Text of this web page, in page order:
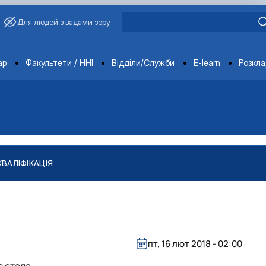
Для людей з вадами зору
Факультети / ННІ Відділи/Служби E-learn
пт, 16 лют 2018 - 02:00